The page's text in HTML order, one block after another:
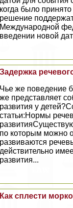
когда было
решение
Международной
введении новой
Задержка
Чье же поведение
же представляет
развития у
статьи:Нормы
по которым можно
развиваются
действительно
развития...
Как сплести